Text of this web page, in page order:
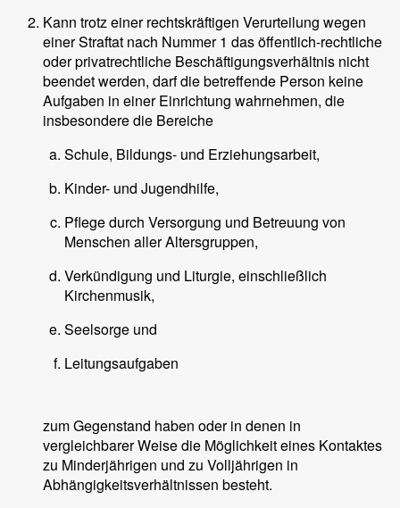
Kann trotz einer rechtskräftigen Verurteilung wegen
einer Straftat nach Nummer 1 das öffentlich-rechtliche
oder privatrechtliche Beschäftigungsverhältnis nicht
beendet werden, darf die betreffende Person keine
Aufgaben in einer Einrichtung wahrnehmen, die
insbesondere die Bereiche
Schule, Bildungs- und Erziehungsarbeit,
Kinder- und Jugendhilfe,
Pflege durch Versorgung und Betreuung von
Menschen aller Altersgruppen,
Verkündigung und Liturgie, einschließlich
Kirchenmusik,
Seelsorge und
Leitungsaufgaben
zum Gegenstand haben oder in denen in
vergleichbarer Weise die Möglichkeit eines Kontaktes
zu Minderjährigen und zu Volljährigen in
Abhängigkeitsverhältnissen besteht.